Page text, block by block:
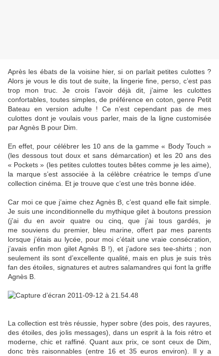
Après les ébats de la voisine hier, si on parlait petites culottes ?
Alors je vous le dis tout de suite, la lingerie fine, perso, c’est pas
trop mon truc. Je crois l’avoir déjà dit, j’aime les culottes
confortables, toutes simples, de préférence en coton, genre Petit
Bateau en version adulte ! Ce n’est cependant pas de mes
culottes dont je voulais vous parler, mais de la ligne customisée
par Agnès B pour Dim.
En effet, pour célébrer les 10 ans de la gamme « Body Touch »
(les dessous tout doux et sans démarcation) et les 20 ans des
« Pockets » (les petites culottes toutes bêtes comme je les aime),
la marque s’est associée à la célèbre créatrice le temps d’une
collection cinéma. Et je trouve que c’est une très bonne idée.
Car moi ce que j’aime chez Agnès B, c’est quand elle fait simple.
Je suis une inconditionnelle du mythique gilet à boutons pression
(j’ai du en avoir quatre ou cinq, que j’ai tous gardés, je
me souviens du premier, bleu marine, offert par mes parents
lorsque j’étais au lycée, pour moi c’était une vraie consécration,
j’avais enfin mon gilet Agnès B !), et j’adore ses tee-shirts ; non
seulement ils sont d’excellente qualité, mais en plus je suis très
fan des étoiles, signatures et autres salamandres qui font la griffe
Agnès B.
La collection est très réussie, hyper sobre (des pois, des rayures,
des étoiles, des jolis messages), dans un esprit à la fois rétro et
moderne, chic et raffiné. Quant aux prix, ce sont ceux de Dim,
donc très raisonnables (entre 16 et 35 euros environ). Il y a